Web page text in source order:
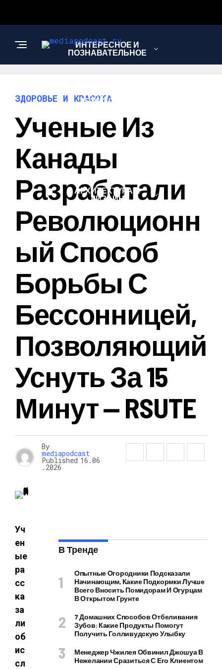
ИНТЕРЕСНОЕ И
ПОЗНАВАТЕЛЬНОЕ
НАУКА И
ТЕХНОЛОГИИ
АРХИТЕКТУРА И
ДИЗАЙН
ЗДОРОВЬЕ И КРАСОТА
Ученые Из
Канады
Разработали
Революционн
Ый Способ
Борьбы С
Бессонницей,
Позволяющий
Уснуть За 15
Минут — RSUTE
By
mediapodcast
Published 16.06
.2026
Уч
ен
ые
ра
сс
ка
за
ли
об
ис
сл
В Тренде
Опытные Огородники Подсказали
Начинающим, Какие Подкормки Лучше
Всего Вносить Помидорам И Огурцам
В Открытом Грунте
7 Домашних Способов Отбеливания
Зубов: Какие Продукты Помогут
Получить Голливудскую Улыбку
Менеджер Чжилея Обвинил Джошуа В
Нежелании Сразиться С Его Клиентом